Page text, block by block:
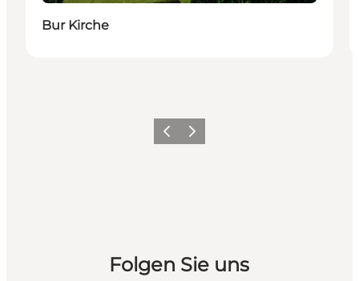
Bur Kirche
ZurückWeiter
Folgen Sie uns